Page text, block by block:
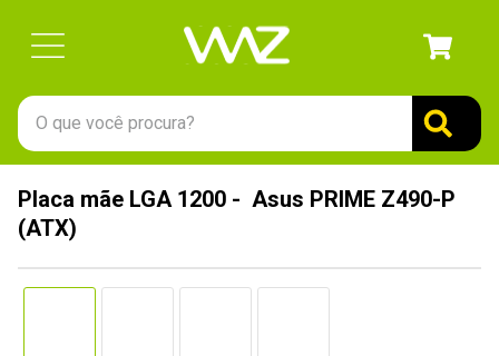
O que você procura?
Placa mãe LGA 1200 - Asus PRIME Z490-P
(ATX)
1º
gabinete
3º
ssd